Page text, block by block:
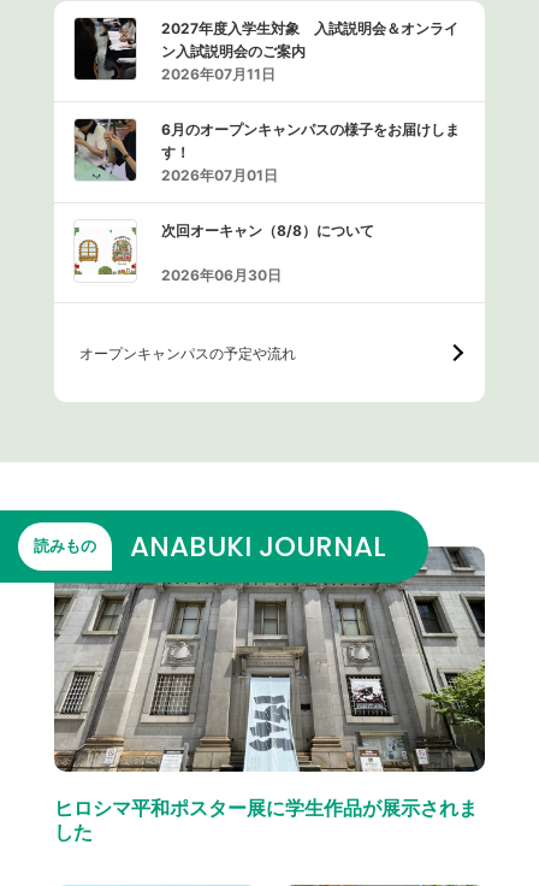
2027年度入学生対象 入試説明会＆オンライ
ン入試説明会のご案内
2026年07月11日
6月のオープンキャンパスの様子をお届けしま
す！
2026年07月01日
次回オーキャン（8/8）について
2026年06月30日
オープンキャンパスの予定や流れ
読みもの ANABUKI JOURNAL
ヒロシマ平和ポスター展に学生作品が展示されま
した